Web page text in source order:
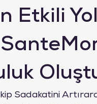
Etkili
Sadakatini